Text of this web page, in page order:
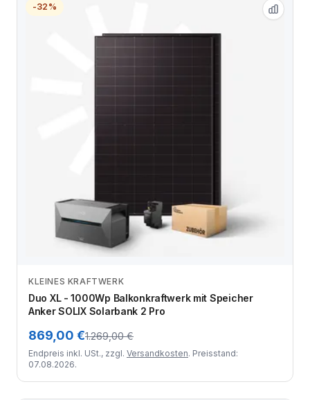
-32%
Zum Angebot
KLEINES KRAFTWERK
Duo XL - 1000Wp Balkonkraftwerk mit Speicher
Anker SOLIX Solarbank 2 Pro
869,00 €1.269,00 €
Endpreis inkl. USt., zzgl. Versandkosten. Preisstand:
07.08.2026.